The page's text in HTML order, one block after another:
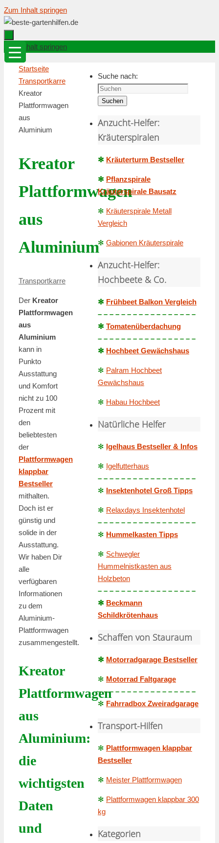
Zum Inhalt springen
Zum Inhalt springen
Startseite
Transportkarre
Kreator
Plattformwagen
aus
Aluminium
Kreator
Plattformwagen
aus
Aluminium
Transportkarre
Der Kreator
Plattformwagen
aus
Aluminium
kann in
Punkto
Ausstattung
und Komfort
nicht zu 100
Prozent mit
den
beliebtesten
der
Plattformwagen
klappbar
Bestseller
mithalten.
Doch ist er
günstig und
solide in der
Ausstattung.
Wir haben Dir
alle
verfügbaren
Informationen
zu dem
Aluminium-
Plattformwagen
zusammengestellt.
Kreator
Plattformwagen
aus
Aluminium:
die
wichtigsten
Daten
und
Suche nach:
Suchen
Anzucht-Helfer:
Kräuterspiralen
✻ Kräuterturm Bestseller
✻ Pflanzspirale
Kräuterspirale Bausatz
✻ Kräuterspirale Metall
Vergleich
✻ Gabionen Kräuterspirale
Anzucht-Helfer:
Hochbeete & Co.
✻ Frühbeet Balkon Vergleich
– – – – – – – – – – – – – – – – –
✻ Tomatenüberdachung
– – – – – – – – – – – – – – – – –
✻ Hochbeet Gewächshaus
✻ Palram Hochbeet
Gewächshaus
✻ Habau Hochbeet
Natürliche Helfer
✻ Igelhaus Bestseller & Infos
✻ Igelfutterhaus
– – – – – – – – – – – – – – – – –
✻ Insektenhotel Groß Tipps
✻ Relaxdays Insektenhotel
– – – – – – – – – – – – – – – – –
✻ Hummelkasten Tipps
✻ Schwegler
Hummelnistkasten aus
Holzbeton
– – – – – – – – – – – – – – – – –
✻ Beckmann
Schildkrötenhaus
Schaffen von Stauraum
✻ Motorradgarage Bestseller
✻ Motorrad Faltgarage
– – – – – – – – – – – – – – – – –
✻ Fahrradbox Zweiradgarage
Transport-Hilfen
✻ Plattformwagen klappbar
Bestseller
✻ Meister Plattformwagen
✻ Plattformwagen klappbar 300
kg
Kategorien